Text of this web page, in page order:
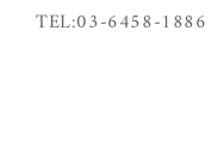
TEL:03-6458-1886